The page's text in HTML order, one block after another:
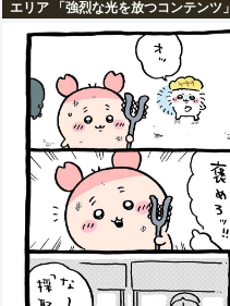
エリア 「強烈な光を放つコンテンツ」